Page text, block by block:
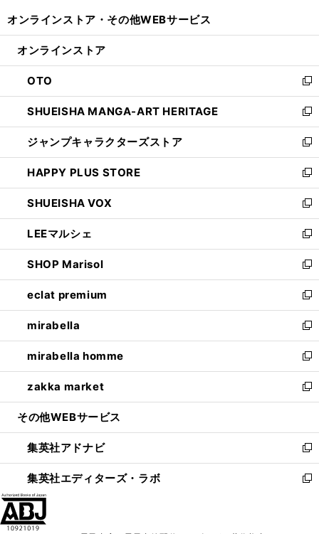
開
ン
ウ
で
開
く
ウ
ン
ド
ウ
で
開
く
オンラインストア・ その他WEBサービス
オンラインストア
OTO
新
し
い
ウ
ィ
ン
ド
ウ
で
開
く
SHUEISHA MANGA-ART HERITAGE
新
し
い
ウ
ィ
ン
ド
ウ
で
開
く
ジャンプキャラクターズストア
新
し
い
ウ
ィ
ン
ド
ウ
で
開
く
HAPPY PLUS STORE
新
し
い
ウ
ィ
ン
ド
ウ
で
開
く
SHUEISHA VOX
新
し
い
ウ
ィ
ン
ド
ウ
で
開
く
LEEマルシェ
新
し
い
ウ
ィ
ン
ド
ウ
で
開
く
SHOP Marisol
新
し
い
ウ
ィ
ン
ド
ウ
で
開
eclat premium
新
し
い
ウ
ィ
ン
ド
ウ
開
く
mirabella
新
し
い
ウ
ィ
ン
ウ
で
開
く
mirabella homme
新
し
い
ウ
ン
ド
ウ
で
zakka market
新
し
ウ
ィ
ン
ド
その他WEBサービス
集英社アドナビ
新
し
い
集英社エディターズ・ラボ
新